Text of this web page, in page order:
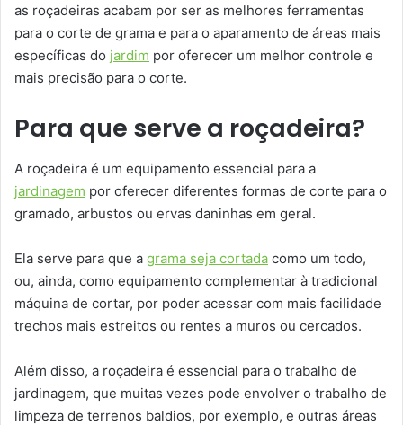
as roçadeiras acabam por ser as melhores ferramentas
para o corte de grama e para o aparamento de áreas mais
específicas do jardim por oferecer um melhor controle e
mais precisão para o corte.
Para que serve a roçadeira?
A roçadeira é um equipamento essencial para a
jardinagem por oferecer diferentes formas de corte para o
gramado, arbustos ou ervas daninhas em geral.
Ela serve para que a grama seja cortada como um todo,
ou, ainda, como equipamento complementar à tradicional
máquina de cortar, por poder acessar com mais facilidade
trechos mais estreitos ou rentes a muros ou cercados.
Além disso, a roçadeira é essencial para o trabalho de
jardinagem, que muitas vezes pode envolver o trabalho de
limpeza de terrenos baldios, por exemplo, e outras áreas